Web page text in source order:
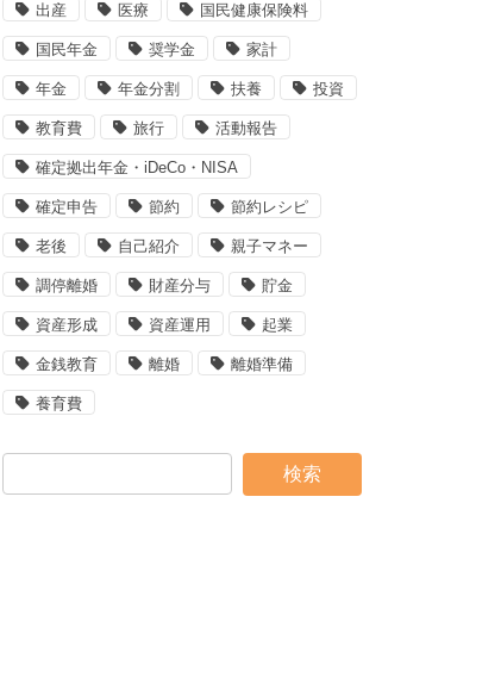
出産 医療 国民健康保険料
国民年金 奨学金 家計
年金 年金分割 扶養 投資
教育費 旅行 活動報告
確定拠出年金・iDeCo・NISA
確定申告 節約 節約レシピ
老後 自己紹介 親子マネー
調停離婚 財産分与 貯金
資産形成 資産運用 起業
金銭教育 離婚 離婚準備
養育費